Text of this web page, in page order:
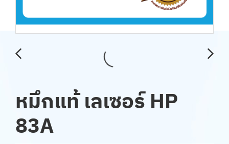
หมึกแท้ เลเซอร์ HP
83A